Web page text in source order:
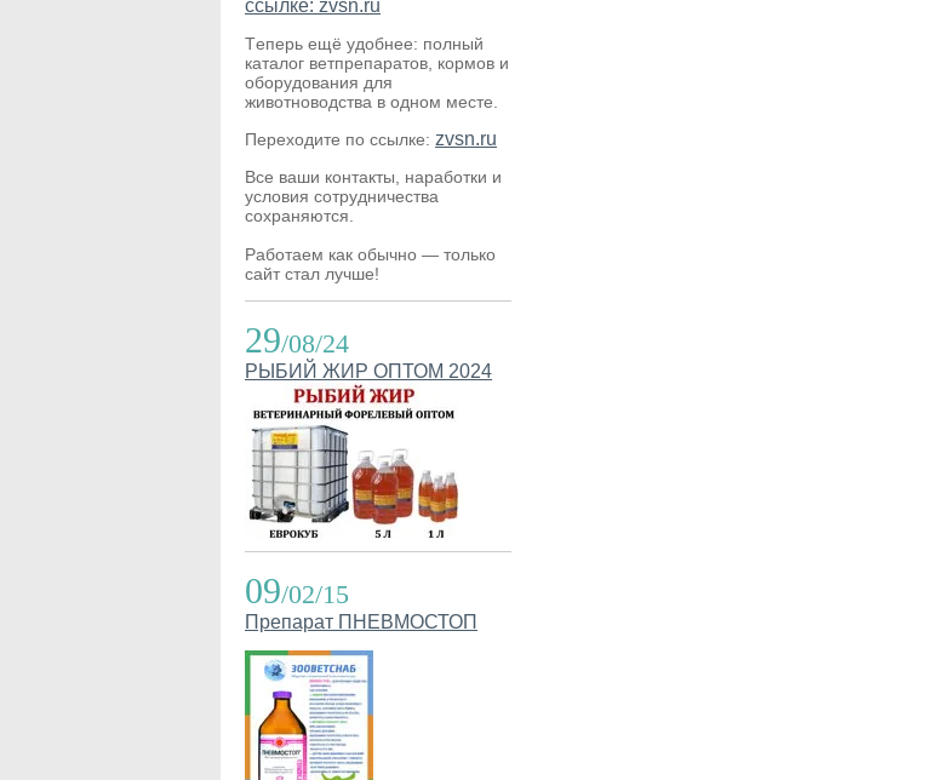
ссылке: zvsn.ru
Теперь ещё удобнее: полный
каталог ветпрепаратов, кормов и
оборудования для
животноводства в одном месте.
Переходите по ссылке: zvsn.ru
Все ваши контакты, наработки и
условия сотрудничества
сохраняются.
Работаем как обычно — только
сайт стал лучше!
29/08/24
РЫБИЙ ЖИР ОПТОМ 2024
09/02/15
Препарат ПНЕВМОСТОП